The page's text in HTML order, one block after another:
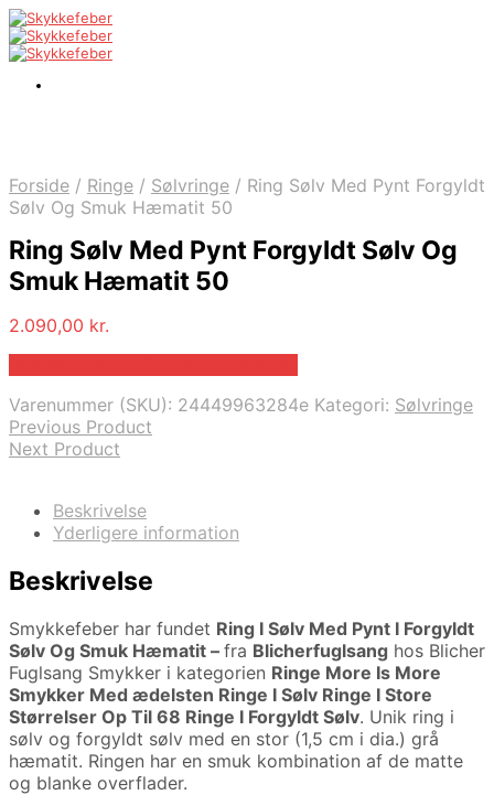
Forside / Ringe / Sølvringe / Ring Sølv Med Pynt Forgyldt
Sølv Og Smuk Hæmatit 50
Ring Sølv Med Pynt Forgyldt Sølv Og
Smuk Hæmatit 50
2.090,00 kr.
Varenummer (SKU): 24449963284e Kategori: Sølvringe
Previous Product
Next Product
Beskrivelse
Yderligere information
Beskrivelse
Smykkefeber har fundet Ring I Sølv Med Pynt I Forgyldt
Sølv Og Smuk Hæmatit – fra Blicherfuglsang hos Blicher
Fuglsang Smykker i kategorien Ringe More Is More
Smykker Med ædelsten Ringe I Sølv Ringe I Store
Størrelser Op Til 68 Ringe I Forgyldt Sølv. Unik ring i
sølv og forgyldt sølv med en stor (1,5 cm i dia.) grå
hæmatit. Ringen har en smuk kombination af de matte
og blanke overflader.